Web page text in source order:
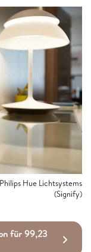
Hue Lichtsystems
(Signify)
für 99,23